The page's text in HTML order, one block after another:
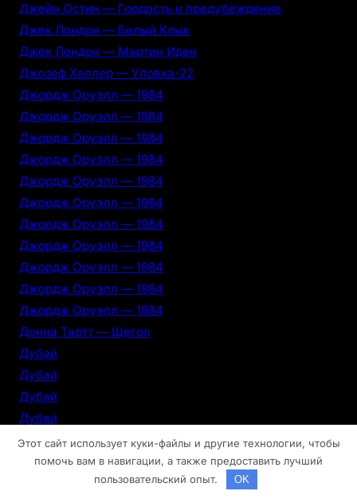
Джейн Остин — Гордость и предубеждение
Джек Лондон — Белый Клык
Джек Лондон — Мартин Иден
Джозеф Хеллер — Уловка-22
Джордж Оруэлл — 1984
Джордж Оруэлл — 1984
Джордж Оруэлл — 1984
Джордж Оруэлл — 1984
Джордж Оруэлл — 1984
Джордж Оруэлл — 1984
Джордж Оруэлл — 1984
Джордж Оруэлл — 1984
Джордж Оруэлл — 1984
Джордж Оруэлл — 1984
Джордж Оруэлл — 1984
Донна Тартт — Щегол
Дубай
Дубай
Дубай
Дубай
Дубай
Дубай
Этот сайт использует куки-файлы и другие технологии, чтобы
помочь вам в навигации, а также предоставить лучший
пользовательский опыт.
OK